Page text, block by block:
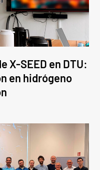
X-SEED en DTU:
en hidrógeno